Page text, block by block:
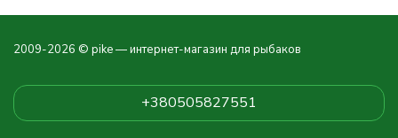
2009-2026 © pike — интернет-магазин для рыбаков
+380505827551